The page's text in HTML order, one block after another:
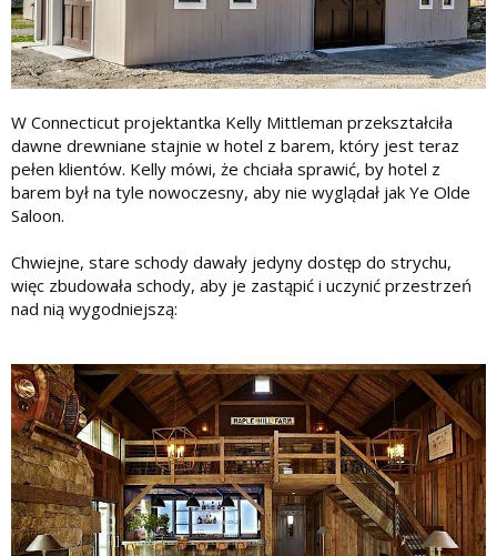
W Connecticut projektantka Kelly Mittleman przekształciła
dawne drewniane stajnie w hotel z barem, który jest teraz
pełen klientów. Kelly mówi, że chciała sprawić, by hotel z
barem był na tyle nowoczesny, aby nie wyglądał jak Ye Olde
Saloon.
Chwiejne, stare schody dawały jedyny dostęp do strychu,
więc zbudowała schody, aby je zastąpić i uczynić przestrzeń
nad nią wygodniejszą: